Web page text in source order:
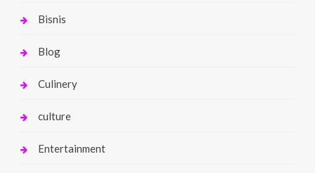
Bisnis
Blog
Culinery
culture
Entertainment